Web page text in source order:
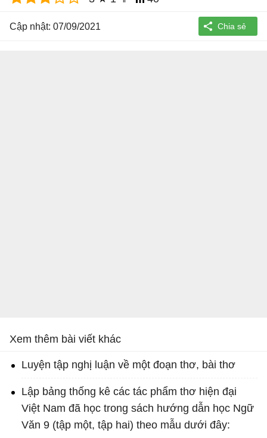
Cập nhật: 07/09/2021
Xem thêm bài viết khác
Luyện tập nghị luận về một đoạn thơ, bài thơ
Lập bảng thống kê các tác phẩm thơ hiện đại
Việt Nam đã học trong sách hướng dẫn học Ngữ
Văn 9 (tập một, tập hai) theo mẫu dưới đây: